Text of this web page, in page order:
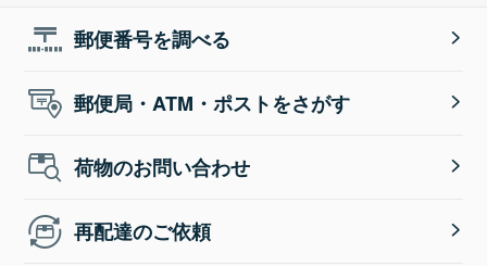
郵便番号を調べる
郵便局・ATM・ポストをさがす
荷物のお問い合わせ
再配達のご依頼